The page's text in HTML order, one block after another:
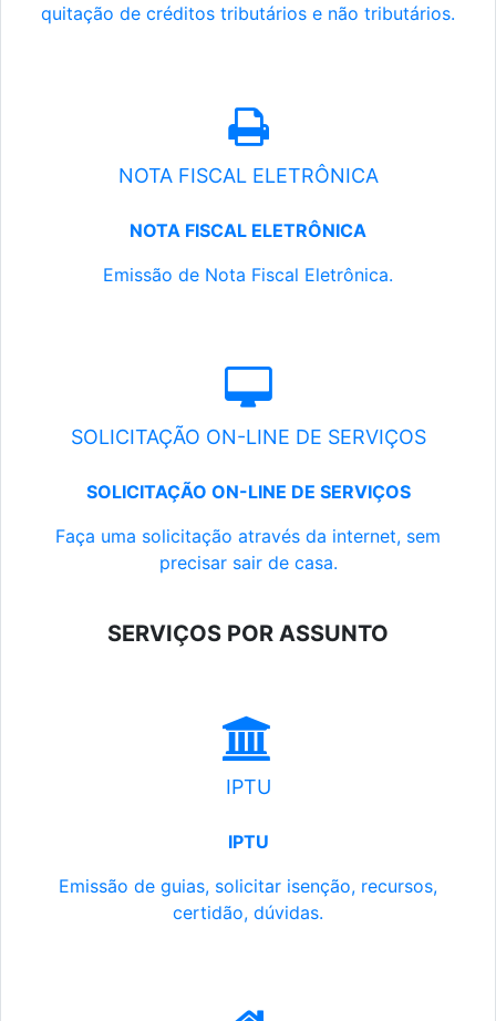
quitação de créditos tributários e não tributários.
NOTA FISCAL ELETRÔNICA
NOTA FISCAL ELETRÔNICA
Emissão de Nota Fiscal Eletrônica.
SOLICITAÇÃO ON-LINE DE SERVIÇOS
SOLICITAÇÃO ON-LINE DE SERVIÇOS
Faça uma solicitação através da internet, sem
precisar sair de casa.
SERVIÇOS POR ASSUNTO
IPTU
IPTU
Emissão de guias, solicitar isenção, recursos,
certidão, dúvidas.